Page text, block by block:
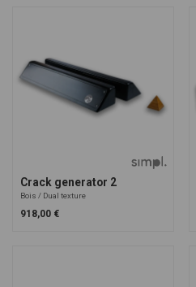
Crack generator 2
Bois Dual texture
918,00 €